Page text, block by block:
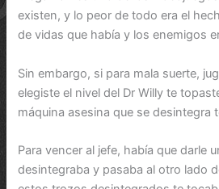
existen, y lo peor de todo era el
de vidas que había y los enemigos
Sin embargo, si para mala suerte,
elegiste el nivel del Dr Willy te
máquina asesina que se desintegra
Para vencer al jefe, había que darle
desintegraba y pasaba al otro lado